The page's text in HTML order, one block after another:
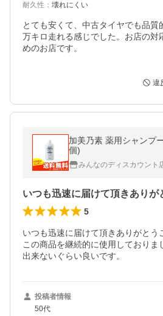
耐久性 ： 壊れにくい
とても安くて、中古タイヤでも品質
万キロ走れる感じでした。お店の対
めのお店です。
違
加美乃素 薬用シャンプ
個)
みんなのディスカウント
5
いつも迅速に届けて頂きありがとう
この商品を継続的に使用しておりま
出来ないぐらい良いです。
投稿者情報
50代